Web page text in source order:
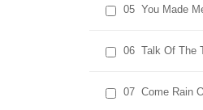
05 You Made
06 Talk Of The
07 Come Rain